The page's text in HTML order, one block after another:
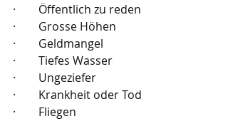
·        Öffentlich zu reden
·        Grosse Höhen
·        Geldmangel
·        Tiefes Wasser
·        Ungeziefer
·        Krankheit oder Tod
·        Fliegen